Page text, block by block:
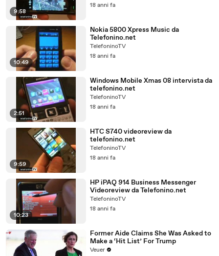
9:58
18 anni fa
10:49
Nokia 5800 Xpress Music da
Telefonino.net
TelefoninoTV
18 anni fa
2:51
Windows Mobile Xmas 08 intervista da
telefonino.net
TelefoninoTV
18 anni fa
9:59
HTC S740 videoreview da
telefonino.net
TelefoninoTV
18 anni fa
10:23
HP iPAQ 914 Business Messenger
Videoreview da Telefonino.net
TelefoninoTV
18 anni fa
Former Aide Claims She Was Asked to
Make a ‘Hit List’ For Trump
Veuer